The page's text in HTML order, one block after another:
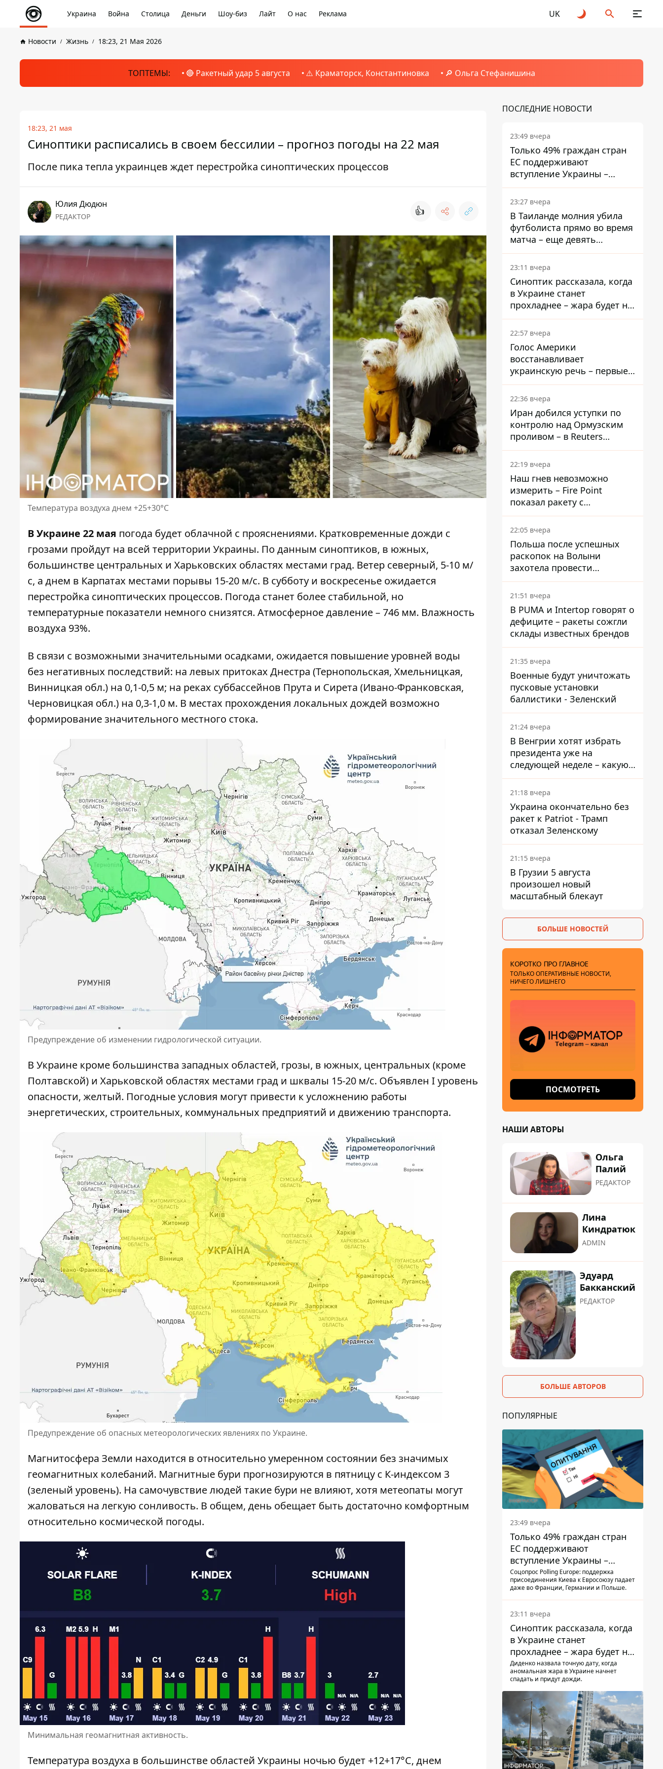
Украина Война Столица Деньги Шоу-биз Лайт О нас Реклама UK
Новости Жизнь 18:23, 21 Мая 2026
ТОПТЕМЫ: 🔴 Ракетный удар 5 августа ⚠️ Краматорск, Константиновка 🔎 Ольга Стефанишина
18:23, 21 мая
Синоптики расписались в своем бессилии – прогноз погоды на 22 мая
После пика тепла украинцев ждет перестройка синоптических процессов
Юлия Дюдюн
РЕДАКТОР 👍
Температура воздуха днем ​​+25+30°С
В Украине 22 мая погода будет облачной с прояснениями. Кратковременные дожди с
грозами пройдут на всей территории Украины. По данным синоптиков, в южных,
большинстве центральных и Харьковских областях местами град. Ветер северный, 5-10 м/
с, а днем ​​в Карпатах местами порывы 15-20 м/с. В субботу и воскресенье ожидается
перестройка синоптических процессов. Погода станет более стабильной, но
температурные показатели немного снизятся. Атмосферное давление – 746 мм. Влажность
воздуха 93%.
В связи с возможными значительными осадками, ожидается повышение уровней воды
без негативных последствий: на левых притоках Днестра (Тернопольская, Хмельницкая,
Винницкая обл.) на 0,1-0,5 м; на реках суббассейнов Прута и Сирета (Ивано-Франковская,
Черновицкая обл.) на 0,3-1,0 м. В местах прохождения локальных дождей возможно
формирование значительного местного стока.
Предупреждение об изменении гидрологической ситуации.
В Украине кроме большинства западных областей, грозы, в южных, центральных (кроме
Полтавской) и Харьковской областях местами град и шквалы 15-20 м/с. Объявлен I уровень
опасности, желтый. Погодные условия могут привести к усложнению работы
энергетических, строительных, коммунальных предприятий и движению транспорта.
Предупреждение об опасных метеорологических явлениях по Украине.
Магнитосфера Земли находится в относительно умеренном состоянии без значимых
геомагнитных колебаний. Магнитные бури прогнозируются в пятницу с К-индексом 3
(зеленый уровень). На самочувствие людей такие бури не влияют, хотя метеопаты могут
жаловаться на легкую сонливость. В общем, день обещает быть достаточно комфортным
относительно космической погоды.
Минимальная геомагнитная активность.
Температура воздуха в большинстве областей Украины ночью будет +12+17°С, днем ​​
ПОСЛЕДНИЕ НОВОСТИ
23:49 вчера
Только 49% граждан стран
ЕС поддерживают
вступление Украины –
результаты опроса
23:27 вчера
В Таиланде молния убила
футболиста прямо во время
матча – еще девять
пострадали
23:11 вчера
Синоптик рассказала, когда
в Украине станет
прохладнее – жара будет не
долго
22:57 вчера
Голос Америки
восстанавливает
украинскую речь – первые
эфиры ожидаются на
следующей неделе
22:36 вчера
Иран добился уступки по
контролю над Ормузским
проливом – в Reuters
раскрыли детали
22:19 вчера
Наш гнев невозможно
измерить – Fire Point
показал ракету с
загадочной отметкой 723
22:05 вчера
Польша после успешных
раскопок на Волыни
захотела провести
эксгумацию в новых местах
21:51 вчера
В PUMA и Intertop говорят о
дефиците – ракеты сожгли
склады известных брендов
21:35 вчера
Военные будут уничтожать
пусковые установки
баллистики - Зеленский
21:24 вчера
В Венгрии хотят избрать
президента уже на
следующей неделе – какую
дату предлагают
21:18 вчера
Украина окончательно без
ракет к Patriot - Трамп
отказал Зеленскому
21:15 вчера
В Грузии 5 августа
произошел новый
масштабный блекаут
БОЛЬШЕ НОВОСТЕЙ
КОРОТКО ПРО ГЛАВНОЕ
ТОЛЬКО ОПЕРАТИВНЫЕ НОВОСТИ,
НИЧЕГО ЛИШНЕГО
ПОСМОТРЕТЬ
НАШИ АВТОРЫ
Ольга
Палий
РЕДАКТОР
Лина
Киндратюк
ADMIN
Эдуард
Бакканский
РЕДАКТОР
БОЛЬШЕ АВТОРОВ
ПОПУЛЯРНЫЕ
23:49 вчера
Только 49% граждан стран
ЕС поддерживают
вступление Украины –
результаты опроса
Соцопрос Polling Europe: поддержка
присоединения Киева к Евросоюзу падает
даже во Франции, Германии и Польше.
23:11 вчера
Синоптик рассказала, когда
в Украине станет
прохладнее – жара будет не
долго
Диденко назвала точную дату, когда
аномальная жара в Украине начнет
спадать и придут дожди.